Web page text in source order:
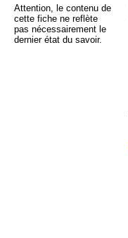
Attention, le contenu de
cette fiche ne reflète
pas nécessairement le
dernier état du savoir.